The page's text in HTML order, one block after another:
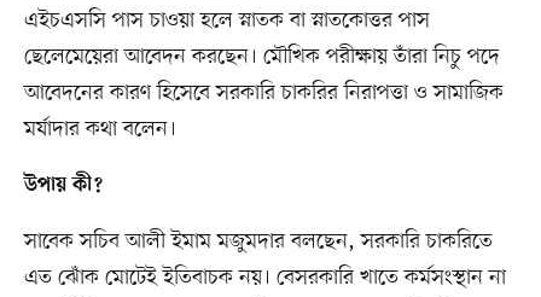
এইচএসসি পাস চাওয়া হলে স্নাতক বা স্নাতকোত্তর পাস
ছেলেমেয়েরা আবেদন করছেন। মৌখিক পরীক্ষায় তাঁরা নিচু পদে
আবেদনের কারণ হিসেবে সরকারি চাকরির নিরাপত্তা ও সামাজিক
মর্যাদার কথা বলেন।
উপায় কী?
সাবেক সচিব আলী ইমাম মজুমদার বলছেন, সরকারি চাকরিতে
এত ঝোঁক মোটেই ইতিবাচক নয়। বেসরকারি খাতে কর্মসংস্থান না